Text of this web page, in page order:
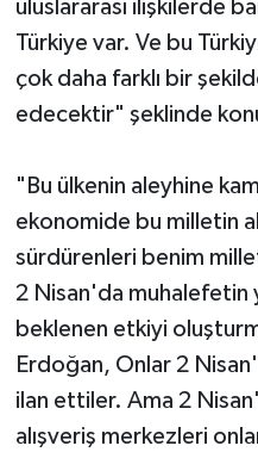
uluslararası ilişkilerde
Türkiye var. Ve bu
çok daha farklı bir
edecektir" şeklinde
"Bu ülkenin aleyhine
ekonomide bu milletin
sürdürenleri benim
2 Nisan'da muhalefetin
beklenen etkiyi
Erdoğan, Onlar 2
ilan ettiler. Ama 2
alışveriş merkezleri